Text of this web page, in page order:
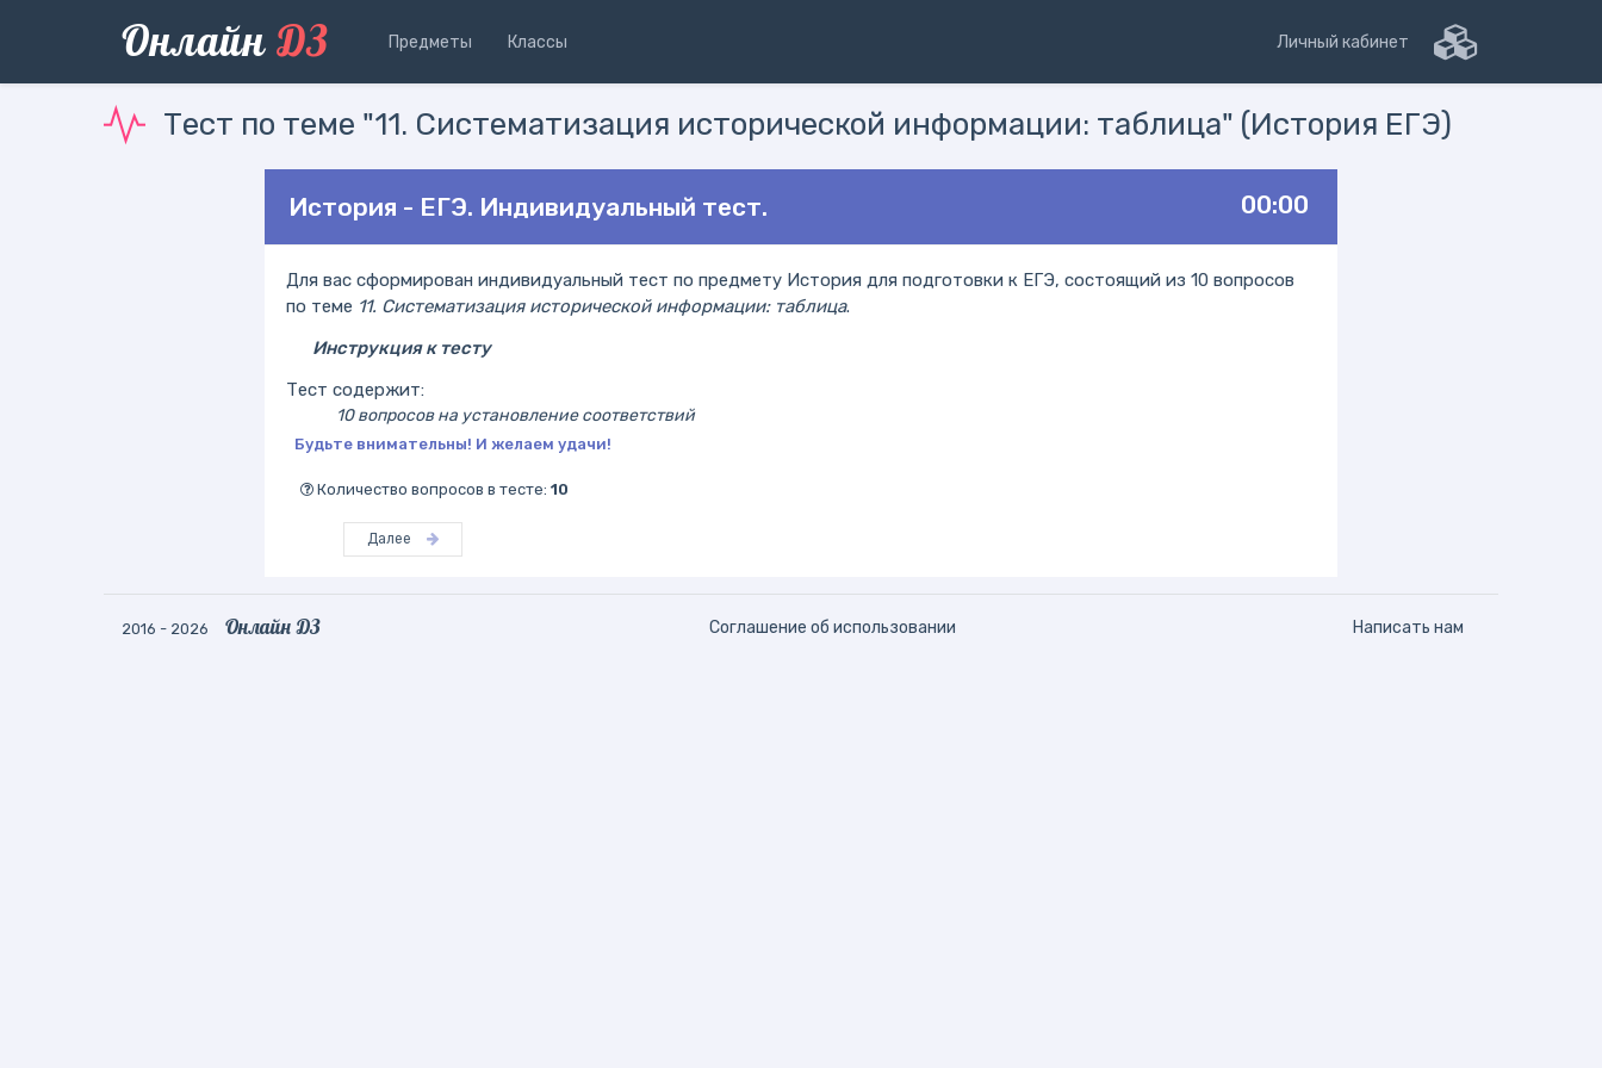
Онлайн ДЗ Предметы Классы Личный кабинет
Тест по теме "11. Систематизация исторической информации: таблица" (История ЕГЭ)
00:00
История - ЕГЭ. Индивидуальный тест.
Для вас сформирован индивидуальный тест по предмету История для подготовки к ЕГЭ, состоящий из 10 вопросов
по теме 11. Систематизация исторической информации: таблица.
Инструкция к тесту
Тест содержит:
10 вопросов на установление соответствий
Будьте внимательны! И желаем удачи!
Количество вопросов в тесте: 10
Далее
2016 - 2026 Онлайн ДЗ Соглашение об использовании Написать нам